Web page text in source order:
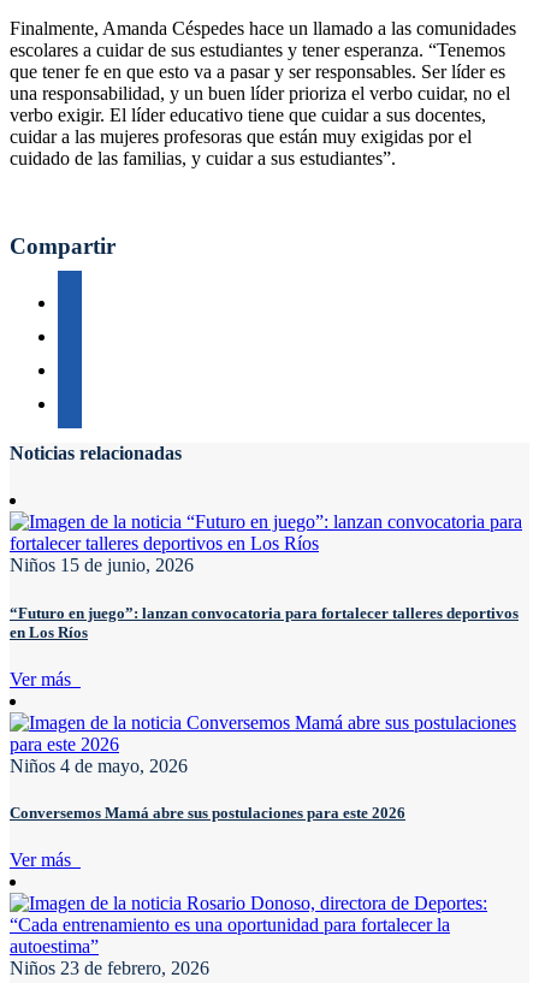
Finalmente, Amanda Céspedes hace un llamado a las comunidades
escolares a cuidar de sus estudiantes y tener esperanza. “Tenemos
que tener fe en que esto va a pasar y ser responsables. Ser líder es
una responsabilidad, y un buen líder prioriza el verbo cuidar, no el
verbo exigir. El líder educativo tiene que cuidar a sus docentes,
cuidar a las mujeres profesoras que están muy exigidas por el
cuidado de las familias, y cuidar a sus estudiantes”.
Compartir
Noticias relacionadas
Niños 15 de junio, 2026
“Futuro en juego”: lanzan convocatoria para fortalecer talleres deportivos
en Los Ríos
Ver más
Niños 4 de mayo, 2026
Conversemos Mamá abre sus postulaciones para este 2026
Ver más
Niños 23 de febrero, 2026